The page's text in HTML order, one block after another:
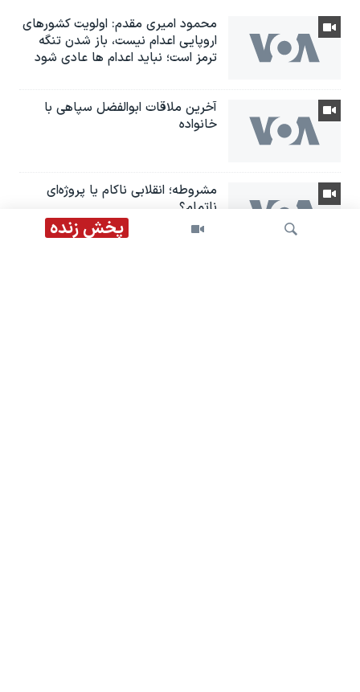
پخش زنده
محمود امیری مقدم: اولویت کشورهای
اروپایی اعدام نیست، باز شدن تنگه
ترمز است؛ نباید اعدام ها عادی شود
آخرین ملاقات ابوالفضل سپاهی با
خانواده
مشروطه؛ انقلابى ناكام یا پروژه‌ای
نا‌تمام؟